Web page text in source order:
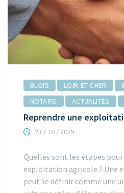
BLOIS LOIR-ET-CHER
NOTAIRE
ACTUALITÉS
Reprendre une
23 / 10 / 2025
Quelles sont les étapes
exploitation agricole ? Une
peut se définir comme une